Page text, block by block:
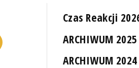
Czas Reakcji
ARCHIWUM 2025
ARCHIWUM 2024